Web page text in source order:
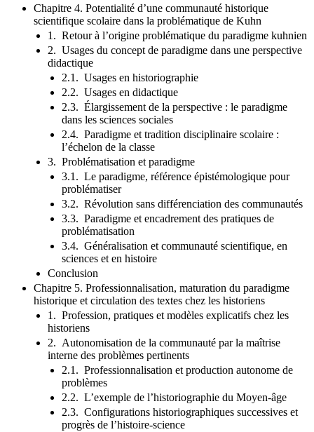
Chapitre 4. Potentialité d’une communauté historique
scientifique scolaire dans la problématique de Kuhn
1. Retour à l’origine problématique du paradigme kuhnien
2. Usages du concept de paradigme dans une perspective
didactique
2.1. Usages en historiographie
2.2. Usages en didactique
2.3. Élargissement de la perspective : le paradigme
dans les sciences sociales
2.4. Paradigme et tradition disciplinaire scolaire :
l’échelon de la classe
3. Problématisation et paradigme
3.1. Le paradigme, référence épistémologique pour
problématiser
3.2. Révolution sans différenciation des communautés
3.3. Paradigme et encadrement des pratiques de
problématisation
3.4. Généralisation et communauté scientifique, en
sciences et en histoire
Conclusion
Chapitre 5. Professionnalisation, maturation du paradigme
historique et circulation des textes chez les historiens
1. Profession, pratiques et modèles explicatifs chez les
historiens
2. Autonomisation de la communauté par la maîtrise
interne des problèmes pertinents
2.1. Professionnalisation et production autonome de
problèmes
2.2. L’exemple de l’historiographie du Moyen-âge
2.3. Configurations historiographiques successives et
progrès de l’histoire-science